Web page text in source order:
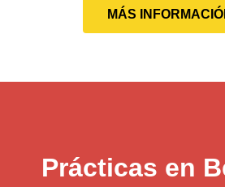
MÁS
Prácticas en